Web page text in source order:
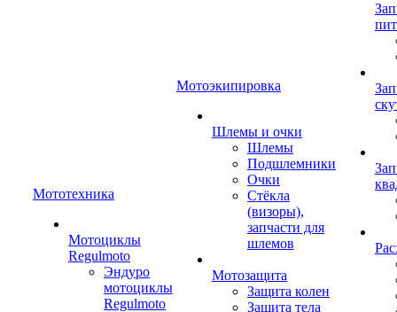
Мототехника
Мотоциклы
Regulmoto
Эндуро
мотоциклы
Regulmoto
Мотоэкипировка
Шлемы и очки
Шлемы
Подшлемники
Очки
Стёкла
(визоры),
запчасти для
шлемов
Мотозащита
Защита колен
Защита тела